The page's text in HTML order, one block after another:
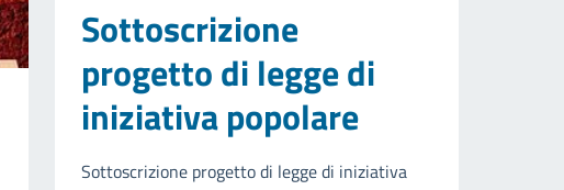
Sottoscrizione
progetto di legge di
iniziativa popolare
Sottoscrizione progetto di legge di iniziativa